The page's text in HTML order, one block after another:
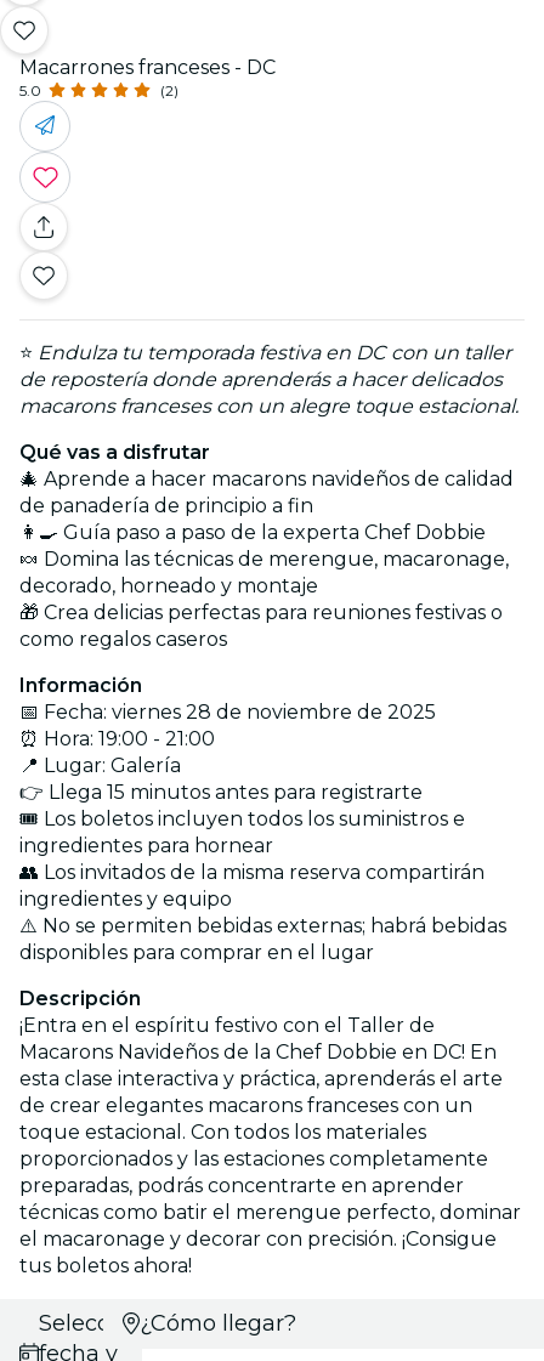
Macarrones franceses - DC
5.0 (2)
⭐ Endulza tu temporada festiva en DC con un taller
de repostería donde aprenderás a hacer delicados
macarons franceses con un alegre toque estacional.
Qué vas a disfrutar
🎄 Aprende a hacer macarons navideños de calidad
de panadería de principio a fin
👩‍🍳 Guía paso a paso de la experta Chef Dobbie
🍬 Domina las técnicas de merengue, macaronage,
decorado, horneado y montaje
🎁 Crea delicias perfectas para reuniones festivas o
como regalos caseros
Información
📅 Fecha: viernes 28 de noviembre de 2025
⏰ Hora: 19:00 - 21:00
📍 Lugar: Galería
👉 Llega 15 minutos antes para registrarte
🎟️ Los boletos incluyen todos los suministros e
ingredientes para hornear
👥 Los invitados de la misma reserva compartirán
ingredientes y equipo
⚠️ No se permiten bebidas externas; habrá bebidas
disponibles para comprar en el lugar
Descripción
¡Entra en el espíritu festivo con el Taller de
Macarons Navideños de la Chef Dobbie en DC! En
esta clase interactiva y práctica, aprenderás el arte
de crear elegantes macarons franceses con un
toque estacional. Con todos los materiales
proporcionados y las estaciones completamente
preparadas, podrás concentrarte en aprender
técnicas como batir el merengue perfecto, dominar
el macaronage y decorar con precisión. ¡Consigue
tus boletos ahora!
Selecciona
fecha y
¿Cómo llegar?